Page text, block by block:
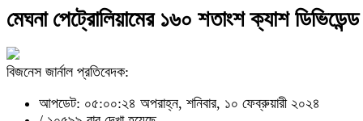
মেঘনা পেট্রোলিয়ামের ১৬০ শতাংশ ক্যাশ
বিজনেস জার্নাল প্রতিবেদক:
আপডেট: ০৫:০০:২৪ অপরাহ্ন, শনিবার, ১০ ফেব্রুয়ারী ২০২৪